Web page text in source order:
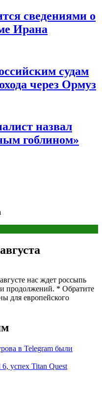
сведениями о
Ирана
судам
через Ормуз
назвал
гоблином»
нас ждет россыпь
продолжений. * Обратите
для европейского
в Telegram были
успех Titan Quest